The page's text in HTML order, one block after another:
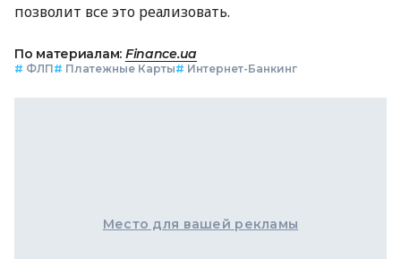
позволит все это реализовать.
По материалам: Finance.ua
# ФЛП# Платежные Карты# Интернет-Банкинг
Место для вашей рекламы